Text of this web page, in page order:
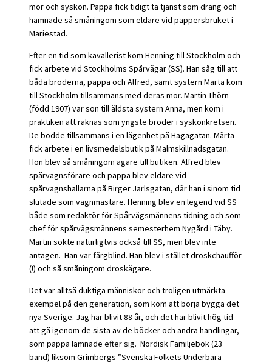
mor och syskon. Pappa fick tidigt ta tjänst som dräng och
hamnade så småningom som eldare vid pappersbruket i
Mariestad.
Efter en tid som kavallerist kom Henning till Stockholm och
fick arbete vid Stockholms Spårvägar (SS). Han såg till att
båda bröderna, pappa och Alfred, samt systern Märta kom
till Stockholm tillsammans med deras mor. Martin Thörn
(född 1907) var son till äldsta systern Anna, men kom i
praktiken att räknas som yngste broder i syskonkretsen.
De bodde tillsammans i en lägenhet på Hagagatan. Märta
fick arbete i en livsmedelsbutik på Malmskillnadsgatan.
Hon blev så småningom ägare till butiken. Alfred blev
spårvagnsförare och pappa blev eldare vid
spårvagnshallarna på Birger Jarlsgatan, där han i sinom tid
slutade som vagnmästare. Henning blev en legend vid SS
både som redaktör för Spårvägsmännens tidning och som
chef för spårvägsmännens semesterhem Nygård i Täby.
Martin sökte naturligtvis också till SS, men blev inte
antagen. Han var färgblind. Han blev i stället droskchaufför
(!) och så småningom droskägare.
Det var alltså duktiga människor och troligen utmärkta
exempel på den generation, som kom att börja bygga det
nya Sverige. Jag har blivit 88 år, och det har blivit hög tid
att gå igenom de sista av de böcker och andra handlingar,
som pappa lämnade efter sig. Nordisk Familjebok (23
band) liksom Grimbergs ”Svenska Folkets Underbara